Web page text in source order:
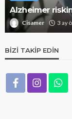
Alzheimer
Cisamer 3 ay
BIZI TAKIP EDIN